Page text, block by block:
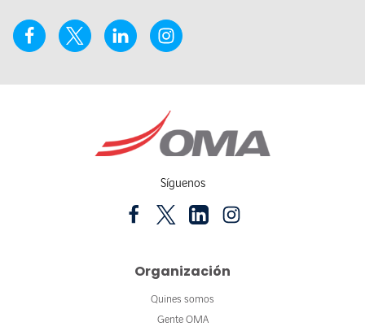
Síguenos
Organización
Quines somos
Gente OMA